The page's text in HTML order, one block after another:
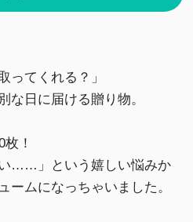
ってくれる？」
な日に届ける贈り物。
！
い……」という嬉しい悩みか
ームになっちゃいました。